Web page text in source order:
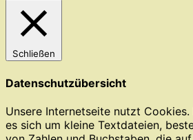
Schließen
Datenschutzübersicht
Unsere Internetseite nutzt
es sich um kleine Textdateien,